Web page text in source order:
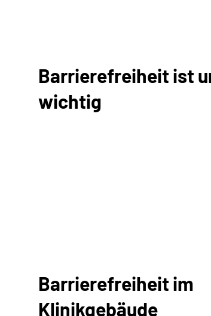
Barrierefreiheit ist
wichtig
Barrierefreiheit im
Klinikgebäude